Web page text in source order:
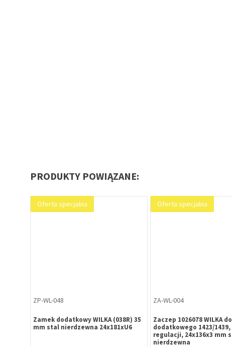
PRODUKTY POWIĄZANE:
Oferta specjalna
ZP-WL-048
Zamek dodatkowy WILKA (038R) 35
mm stal nierdzewna 24x181xU6
Oferta specjalna
ZA-WL-004
Zaczep 1026078 WILKA
dodatkowego 1423/1439,
regulacji, 24x136x3 mm
nierdzewna